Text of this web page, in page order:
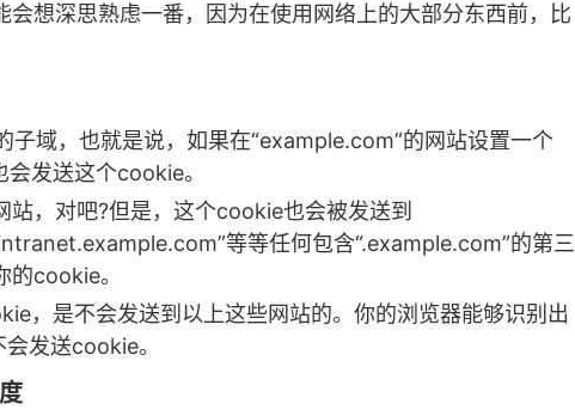
想深思熟虑一番，因为在使用网络上的大部分东西前，比
域，也就是说，如果在“example.com”的网站设置一个
发送这个cookie。
，对吧?但是，这个cookie也会被发送到
等等任何包含“.example.com”的第三
cookie。
，是不会发送到以上这些网站的。你的浏览器能够识别出
发送cookie。